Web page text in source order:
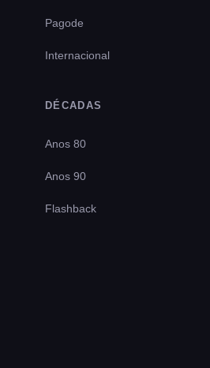
Pagode
Internacional
DÉCADAS
Anos 80
Anos 90
Flashback